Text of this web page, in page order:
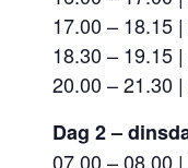
17.00 – 18.15
18.30 – 19.15
20.00 – 21.30
Dag 2 –
07.00 – 08.00